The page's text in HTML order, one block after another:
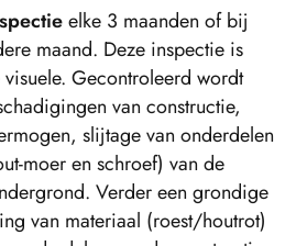
elke 3 maanden of bij
maand. Deze inspectie is
Gecontroleerd wordt
van constructie,
slijtage van onderdelen
moer en schroef) van de
Verder een grondige
van materiaal (roest/houtrot)